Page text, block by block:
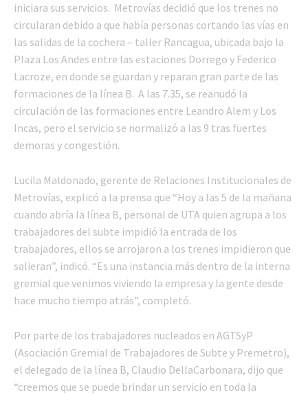
iniciara sus servicios. Metrovías decidió que los trenes no
circularan debido a que había personas cortando las vías en
las salidas de la cochera – taller Rancagua, ubicada bajo la
Plaza Los Andes entre las estaciones Dorrego y Federico
Lacroze, en donde se guardan y reparan gran parte de las
formaciones de la línea B. A las 7.35, se reanudó la
circulación de las formaciones entre Leandro Alem y Los
Incas, pero el servicio se normalizó a las 9 tras fuertes
demoras y congestión.
Lucila Maldonado, gerente de Relaciones Institucionales de
Metrovías, explicó a la prensa que “Hoy a las 5 de la mañana
cuando abría la línea B, personal de UTA quien agrupa a los
trabajadores del subte impidió la entrada de los
trabajadores, ellos se arrojaron a los trenes impidieron que
salieran”, indicó. “Es una instancia más dentro de la interna
gremial que venimos viviendo la empresa y la gente desde
hace mucho tiempo atrás”, completó.
Por parte de los trabajadores nucleados en AGTSyP
(Asociación Gremial de Trabajadores de Subte y Premetro),
el delegado de la línea B, Claudio DellaCarbonara, dijo que
“creemos que se puede brindar un servicio en toda la